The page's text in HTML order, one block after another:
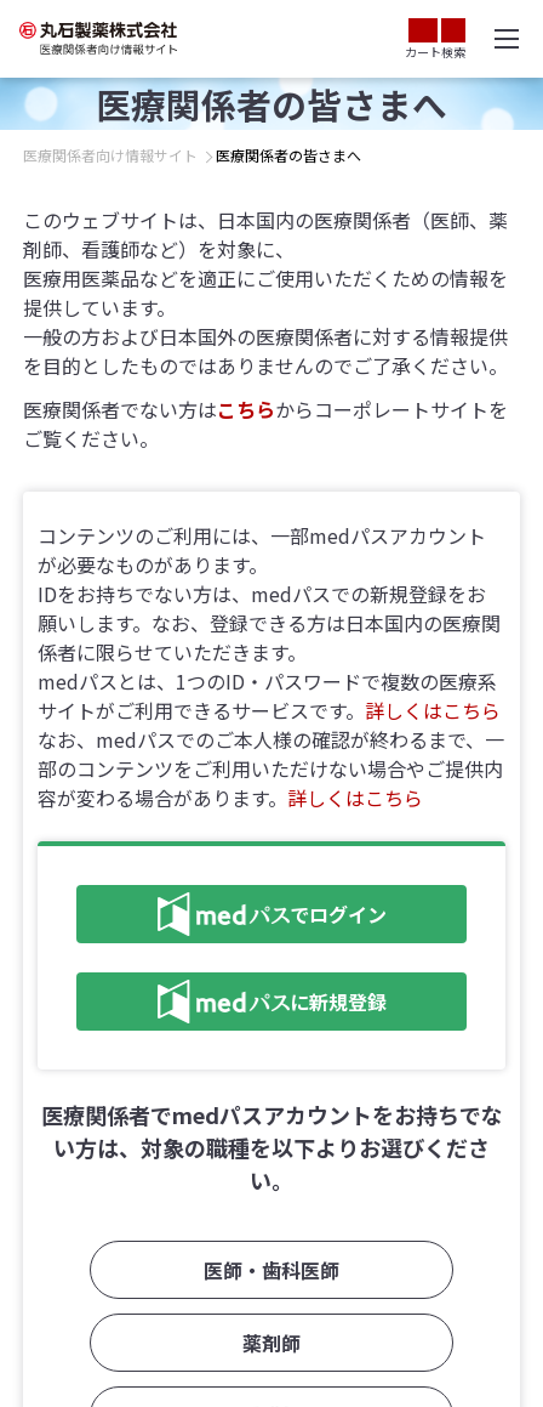
カート検索
医療関係者の皆さまへ
医療関係者向け情報サイト 医療関係者の皆さまへ
このウェブサイトは、日本国内の医療関係者（医師、薬
剤師、看護師など）を対象に、
医療用医薬品などを適正にご使用いただくための情報を
提供しています。
一般の方および日本国外の医療関係者に対する情報提供
を目的としたものではありませんのでご了承ください。
医療関係者でない方はこちらからコーポレートサイトを
ご覧ください。
コンテンツのご利用には、一部medパスアカウント
が必要なものがあります。
IDをお持ちでない方は、medパスでの新規登録をお
願いします。なお、登録できる方は日本国内の医療関
係者に限らせていただきます。
medパスとは、1つのID・パスワードで複数の医療系
サイトがご利用できるサービスです。 詳しくはこちら
なお、medパスでのご本人様の確認が終わるまで、一
部のコンテンツをご利用いただけない場合やご提供内
容が変わる場合があります。 詳しくはこちら
でログイン
に新規登録
医療関係者でmedパスアカウントをお持ちでな
い方は、対象の職種を以下よりお選びくださ
い。
医師・歯科医師
薬剤師